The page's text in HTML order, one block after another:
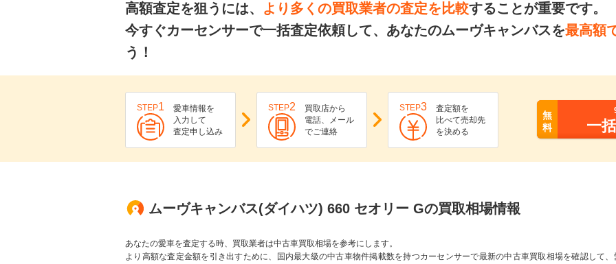
高額査定を狙うには、 より多くの買取業者の査定を比較することが重要です。
今すぐカーセンサーで一括査定依頼して、あなたのムーヴキャンバスを最高額
う！
STEP1
愛車情報を
入力して
査定申し込み
STEP2
買取店から
電話、メール
でご連絡
STEP3
査定額を
比べて売却先
を決める
無
料
一
ムーヴキャンバス(ダイハツ) 660 セオリー Gの買取相場情報
あなたの愛車を査定する時、買取業者は中古車買取相場を参考にします。
より高額な査定金額を引き出すために、国内最大級の中古車物件掲載数を持つカーセンサーで最新の中古車買取相場を確認して